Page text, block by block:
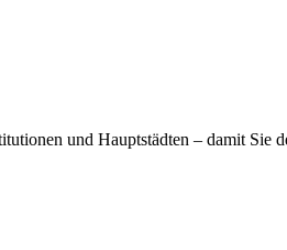
und Hauptstädten – damit Sie